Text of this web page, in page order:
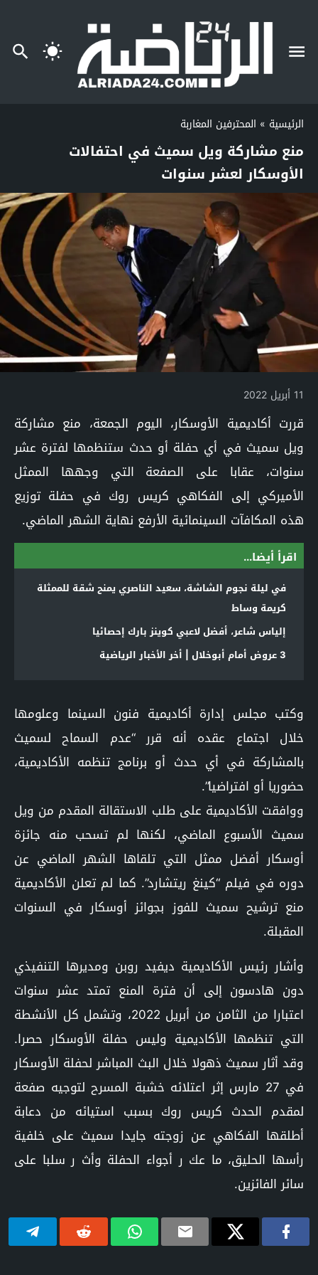
الرئيسية » المحترفين المغاربة
منع مشاركة ويل سميث في احتفالات
الأوسكار لعشر سنوات
11 أبريل 2022
قررت أكاديمية الأوسكار، اليوم الجمعة، منع مشاركة
ويل سميث في أي حفلة أو حدث ستنظمها لفترة عشر
سنوات، عقابا على الصفعة التي وجهها الممثل
الأميركي إلى الفكاهي كريس روك في حفلة توزيع
هذه المكافآت السينمائية الأرفع نهاية الشهر الماضي.
اقرأ أيضا...
في ليلة نجوم الشاشة، سعيد الناصري يمنح شقة للممثلة
كريمة وساط
إلياس شاعر، أفضل لاعبي كوينز بارك إحصائيا
3 عروض أمام أبوخلال | أخر الأخبار الرياضية
وكتب مجلس إدارة أكاديمية فنون السينما وعلومها
خلال اجتماع عقده أنه قرر “عدم السماح لسميث
بالمشاركة في أي حدث أو برنامج تنظمه الأكاديمية،
حضوريا أو افتراضيا”.
ووافقت الأكاديمية على طلب الاستقالة المقدم من ويل
سميث الأسبوع الماضي، لكنها لم تسحب منه جائزة
أوسكار أفضل ممثل التي تلقاها الشهر الماضي عن
دوره في فيلم “كينغ ريتشارد”. كما لم تعلن الأكاديمية
منع ترشيح سميث للفوز بجوائز أوسكار في السنوات
المقبلة.
وأشار رئيس الأكاديمية ديفيد روبن ومديرها التنفيذي
دون هادسون إلى أن فترة المنع تمتد عشر سنوات
اعتبارا من الثامن من أبريل 2022، وتشمل كل الأنشطة
التي تنظمها الأكاديمية وليس حفلة الأوسكار حصرا.
وقد أثار سميث ذهولا خلال البث المباشر لحفلة الأوسكار
في 27 مارس إثر اعتلائه خشبة المسرح لتوجيه صفعة
لمقدم الحدث كريس روك بسبب استيائه من دعابة
أطلقها الفكاهي عن زوجته جايدا سميث على خلفية
رأسها الحليق، ما عك ر أجواء الحفلة وأث ر سلبا على
سائر الفائزين.